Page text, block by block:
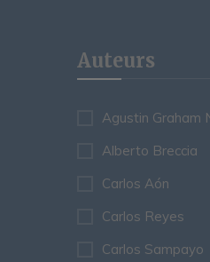
Auteurs
Agustin Graham
Alberto Breccia
Carlos Aón
Carlos Reyes
Carlos Sampayo